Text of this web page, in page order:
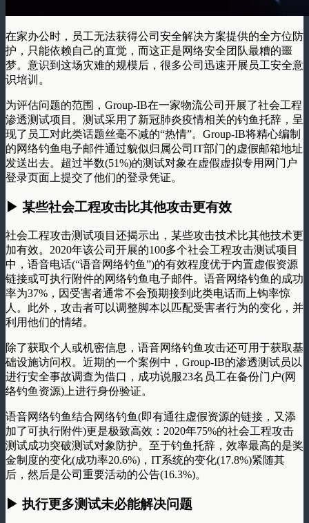
在家办公时，员工无法获得公司安全解决方案提供的全方位防
护，只能依赖自己的直觉，而这正是网络安全团队最糟的噩
梦。意识到这场灾难的规模后，很多公司迅速开展员工安全意
识培训。
为评估问题的范围，Group-IB在一家物流公司开展了社会工程
渗透测试项目。测试采用了新冠肺炎疫情相关的钓鱼托辞，呈
现了员工对此类话题丝毫不减的“热情”。Group-IB将精心编制
的网络钓鱼电子邮件通过貌似归属公司IT部门的虚假邮箱地址
发送出去。超过半数(51%)的测试对象在虚假虚拟专用网门户
登录页面上提交了他们的登录凭证。
▶ 某些社会工程攻击比其他攻击更有效
社会工程攻击测试项目还揭示出，某些攻击技术比其他技术更
加有效。2020年该公司开展的100多个社会工程攻击测试项目
中，语音电话(“语音网络钓鱼”)的有效程度优于内置虚假资源
链接或可执行附件的网络钓鱼电子邮件。语音网络钓鱼的成功
率为37%，因受害者通常不会预期接到此类电话而上钩率惊
人。此外，攻击者可以调整脚本以匹配受害者行为的变化，并
利用他们的情绪。
除了获取个人或机密信息，语音网络钓鱼攻击还可用于获取基
础设施访问权。近期的一个案例中，Group-IB的渗透测试员以
进行安全事故调查为借口，成功说服23名员工在备份门户(网
络钓鱼资源)上进行身份验证。
语音网络钓鱼结合网络钓鱼(即有通往虚假资源的链接，又添
加了可执行附件)更是极致高效：2020年75%的社会工程攻击
测试成功突破测试对象防护。至于钓鱼托辞，效率最高的是奖
金制度的变化(成功率20.6%)，IT系统的变化(17.8%)紧随其
后，然后是公司重要活动的公告(16.3%)。
▶ 执行更多测试未必能解决问题